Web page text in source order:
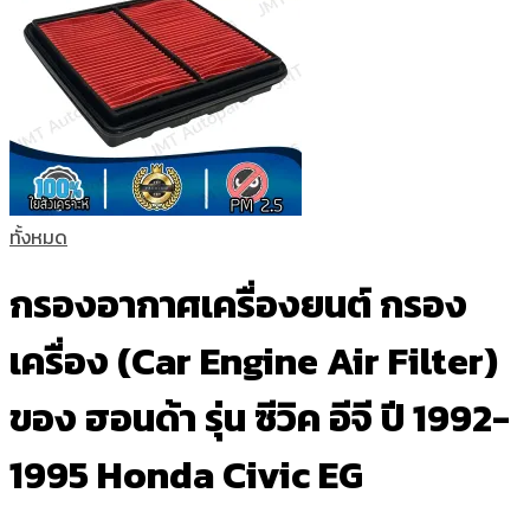
ทั้งหมด
กรองอากาศเครื่องยนต์ กรอง
เครื่อง (Car Engine Air Filter)
ของ ฮอนด้า รุ่น ซีวิค อีจี ปี 1992-
1995 Honda Civic EG